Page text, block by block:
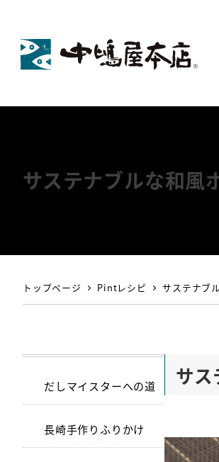
サステナブルな和風
トップページ Pintレシピ サステナブ
サス
だしマイスターへの道
長崎手作りふりかけ